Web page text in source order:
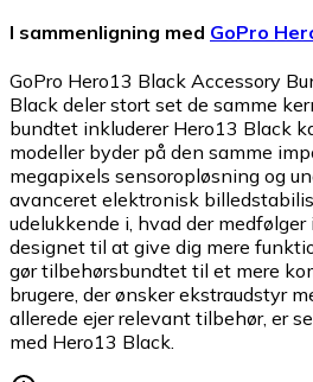
I sammenligning med GoPro
GoPro Hero13 Black Accessory
Black deler stort set de samme
bundtet inkluderer Hero13 Black
modeller byder på den samme
megapixels sensoropløsning og
avanceret elektronisk
udelukkende i, hvad der
designet til at give dig mere
gør tilbehørsbundtet til et mere
brugere, der ønsker ekstraudstyr
allerede ejer relevant tilbehør, er
med Hero13 Black.